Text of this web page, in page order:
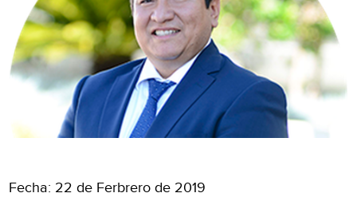
Fecha: 22 de Ferbrero de 2019